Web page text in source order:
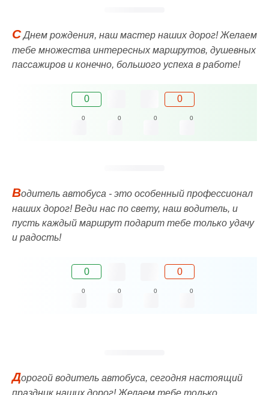
СДнем рождения, наш мастер наших дорог! Желаем
тебе множества интересных маршрутов, душевных
пассажиров и конечно, большого успеха в работе!
0 0
0 0 0 0
Водитель автобуса - это особенный профессионал
наших дорог! Веди нас по свету, наш водитель, и
пусть каждый маршрут подарит тебе только удачу
и радость!
0 0
0 0 0 0
Дорогой водитель автобуса, сегодня настоящий
праздник наших дорог! Желаем тебе только